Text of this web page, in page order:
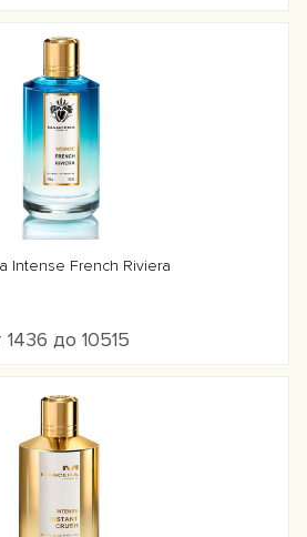
Intense French Riviera
1436 до 10515